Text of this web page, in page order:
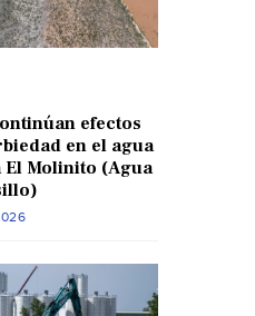
efectos
en el agua
El Molinito (Agua